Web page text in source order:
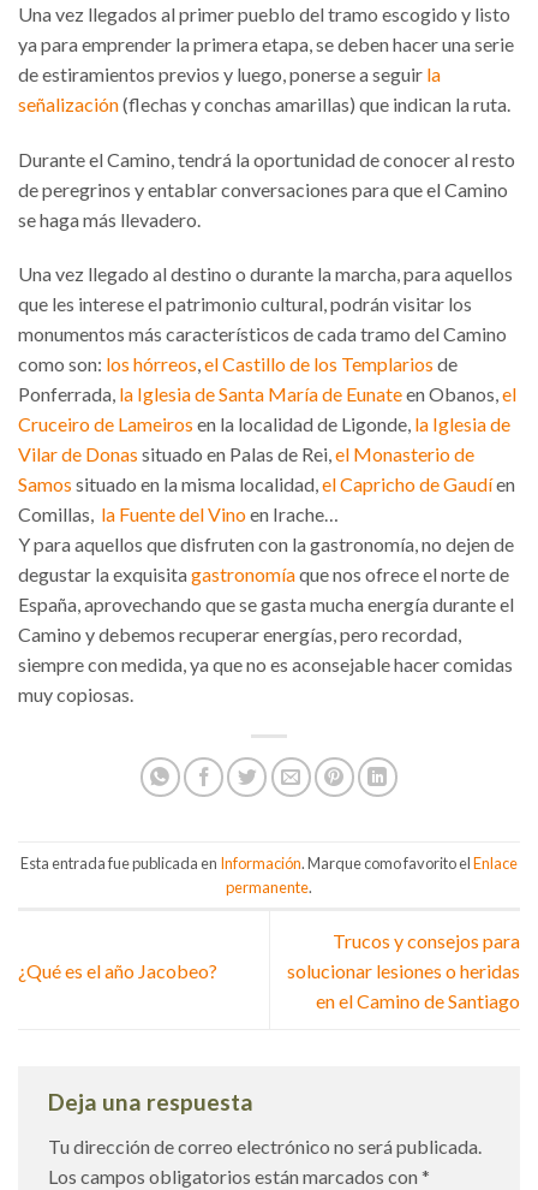
Una vez llegados al primer pueblo del tramo escogido y listo
ya para emprender la primera etapa, se deben hacer una serie
de estiramientos previos y luego, ponerse a seguir la
señalización(flechas y conchas amarillas) que indican la ruta.
Durante el Camino, tendrá la oportunidad de conocer al resto
de peregrinos y entablar conversaciones para que el Camino
se haga más llevadero.
Una vez llegado al destino o durante la marcha, para aquellos
que les interese el patrimonio cultural, podrán visitar los
monumentos más característicos de cada tramo del Camino
como son: los hórreos,el Castillo de los Templarios de
Ponferrada, la Iglesia de Santa María de Eunateen Obanos,el
Cruceiro de Lameiros en la localidad de Ligonde, la Iglesia de
Vilar de Donas situado en Palas de Rei,el Monasterio de
Samos situado en la misma localidad,el Capricho de Gaudíen
Comillas, la Fuente del Vinoen Irache…
Y para aquellos que disfruten con la gastronomía, no dejen de
degustar la exquisitagastronomíaque nos ofrece el norte de
España, aprovechando que se gasta mucha energía durante el
Camino y debemos recuperar energías, pero recordad,
siempre con medida, ya que no es aconsejable hacer comidas
muy copiosas.
Esta entrada fue publicada en Información. Marque como favorito elEnlace
permanente.
¿Qué es el año Jacobeo?
Trucos y consejos para
solucionar lesiones o heridas
en el Camino de Santiago
Deja una respuesta
Tu dirección de correo electrónico no será publicada.
Los campos obligatorios están marcados con *